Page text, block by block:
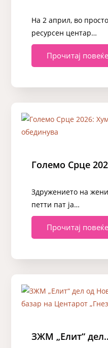
На 2 април, во
ресурсен центар…
Прочитај повеќе
Големо Срце
Здружението на
петти пат ја…
Прочитај повеќе
ЗЖМ „Елит“